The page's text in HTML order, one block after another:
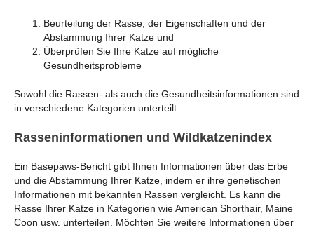
Beurteilung der Rasse, der Eigenschaften und der
Abstammung Ihrer Katze und
Überprüfen Sie Ihre Katze auf mögliche
Gesundheitsprobleme
Sowohl die Rassen- als auch die Gesundheitsinformationen sind
in verschiedene Kategorien unterteilt.
Rasseninformationen und Wildkatzenindex
Ein Basepaws-Bericht gibt Ihnen Informationen über das Erbe
und die Abstammung Ihrer Katze, indem er ihre genetischen
Informationen mit bekannten Rassen vergleicht. Es kann die
Rasse Ihrer Katze in Kategorien wie American Shorthair, Maine
Coon usw. unterteilen. Möchten Sie weitere Informationen über